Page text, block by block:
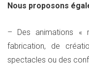
Nous proposons
– Des animations «
fabrication, de
spectacles ou des